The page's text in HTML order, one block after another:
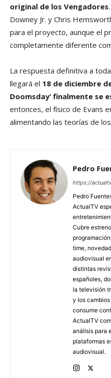
original de los Vengadores
Downey Jr. y Chris
para el proyecto, aunque el
completamente diferente
La respuesta definitiva a
llegará el 18 de diciembre
Doomsday’ finalmente se
entonces, el físico de Evans
alimentando las teorías de
Pedro
https://
Pedro
ActualTV
Cubre
time,
audiovisual
distintas
españoles,
la televisión
y los
consume
ActualTV
análisis para
plataformas
audiovisual.